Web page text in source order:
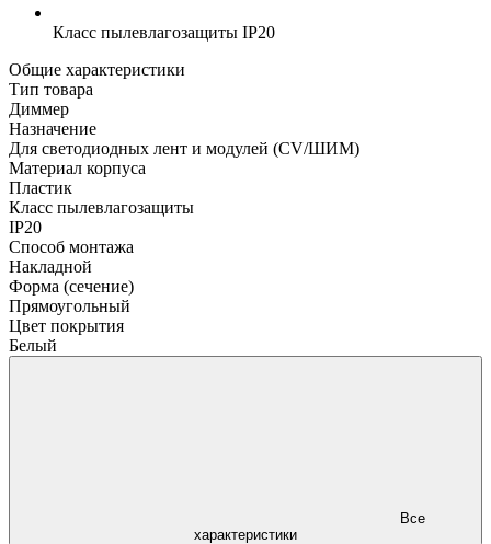
Класс пылевлагозащиты IP20
Общие характеристики
Тип товара
Диммер
Назначение
Для светодиодных лент и модулей (CV/ШИМ)
Материал корпуса
Пластик
Класс пылевлагозащиты
IP20
Способ монтажа
Накладной
Форма (сечение)
Прямоугольный
Цвет покрытия
Белый
характеристики